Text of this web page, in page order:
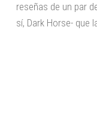
reseñas de un par
sí, Dark Horse- que